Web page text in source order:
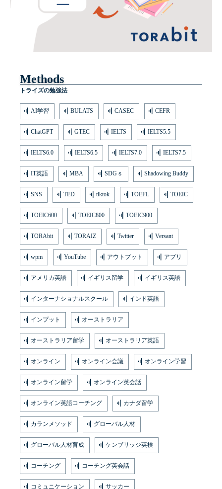
Methods
トライズの勉強法
AI学習 BULATS CASEC CEFR
ChatGPT GTEC IELTS IELTS5.5
IELTS6.0 IELTS6.5 IELTS7.0 IELTS7.5
IT英語 MBA SDGｓ Shadowing Buddy
SNS TED tiktok TOEFL TOEIC
TOEIC600 TOEIC800 TOEIC900
TORAbit TORAIZ Twitter Versant
wpm YouTube アウトプット アプリ
アメリカ英語 イギリス留学 イギリス英語
インターナショナルスクール インド英語
インプット オーストラリア
オーストラリア留学 オーストラリア英語
オンライン オンライン会議 オンライン学習
オンライン留学 オンライン英会話
オンライン英語コーチング カナダ留学
カランメソッド グローバル人材
グローバル人材育成 ケンブリッジ英検
コーチング コーチング英会話
コミュニケーション サッカー